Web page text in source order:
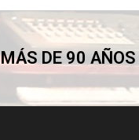
MÁS DE 90 AÑOS